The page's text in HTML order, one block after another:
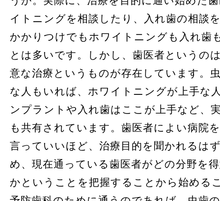
イトニングを相談したり、入れ歯の相談
かかりつけでもホワイトニングも入れ歯
とは多いです。しかし、歯医者というの
意な治療というものが存在しています。
な人もいれば、ホワイトニングが上手な
ンプラントや入れ歯はここが上手など、
も共有されています。歯医者によい病院
言っていいほど、治療目的を聞かれるは
め、現在通っている歯医者がどの分野を
かということを把握することから始める